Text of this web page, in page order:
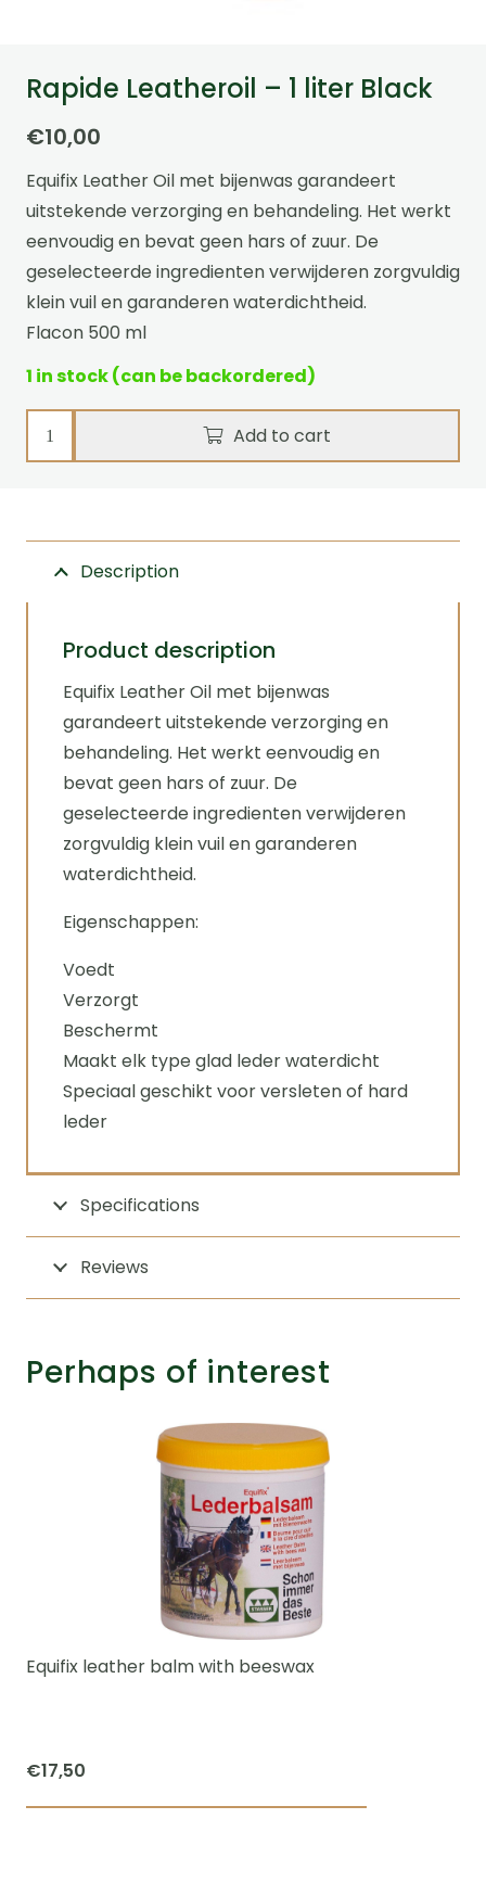
Rapide Leatheroil – 1 liter Black
€10,00
Equifix Leather Oil met bijenwas garandeert
uitstekende verzorging en behandeling. Het werkt
eenvoudig en bevat geen hars of zuur. De
geselecteerde ingredienten verwijderen zorgvuldig
klein vuil en garanderen waterdichtheid.
Flacon 500 ml
1 in stock (can be backordered)
Rapide
Leatheroil
liter
Black
quantity
Add to cart
Description
Product description
Equifix Leather Oil met bijenwas
garandeert uitstekende verzorging en
behandeling. Het werkt eenvoudig en
bevat geen hars of zuur. De
geselecteerde ingredienten verwijderen
zorgvuldig klein vuil en garanderen
waterdichtheid.
Eigenschappen:
Voedt
Verzorgt
Beschermt
Maakt elk type glad leder waterdicht
Speciaal geschikt voor versleten of hard
leder
Specifications
Reviews
Perhaps of interest
Equifix leather balm with beeswax
€17,50